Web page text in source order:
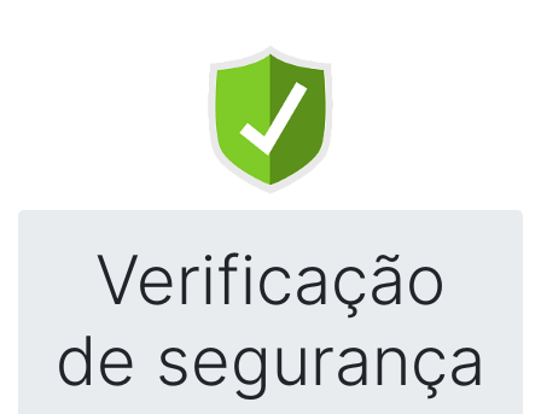
Verificação
de segurança